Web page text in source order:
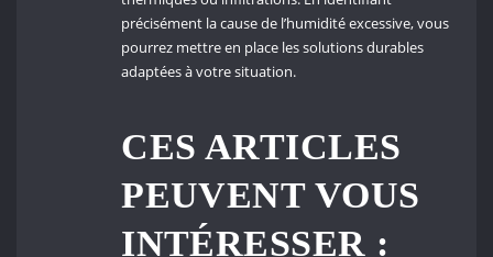
précisément la cause de l’humidité excessive, vous
pourrez mettre en place les solutions durables
adaptées à votre situation.
CES ARTICLES
PEUVENT VOUS
INTÉRESSER :